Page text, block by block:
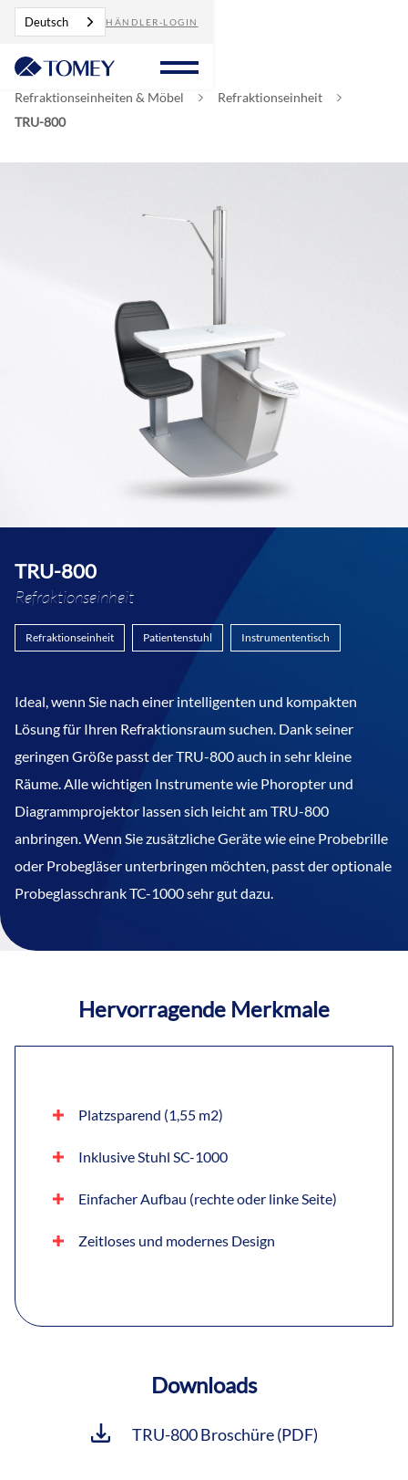
Deutsch HÄNDLER-LOGIN
Refraktionseinheiten & Möbel
Refraktionseinheit
TRU-800
TRU-800
Refraktionseinheit
Refraktionseinheit Patientenstuhl Instrumententisch
Ideal, wenn Sie nach einer intelligenten und kompakten
Lösung für Ihren Refraktionsraum suchen. Dank seiner
geringen Größe passt der TRU-800 auch in sehr kleine
Räume. Alle wichtigen Instrumente wie Phoropter und
Diagrammprojektor lassen sich leicht am TRU-800
anbringen. Wenn Sie zusätzliche Geräte wie eine Probebrille
oder Probegläser unterbringen möchten, passt der optionale
Probeglasschrank TC-1000 sehr gut dazu.
Hervorragende Merkmale
Platzsparend (1,55 m2)
Inklusive Stuhl SC-1000
Einfacher Aufbau (rechte oder linke Seite)
Zeitloses und modernes Design
Downloads
TRU-800 Broschüre (PDF)